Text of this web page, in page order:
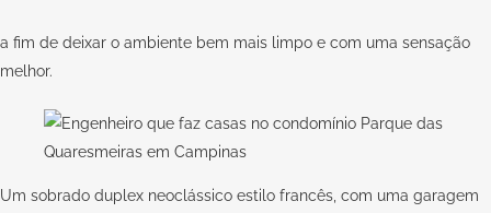
a fim de deixar o ambiente bem mais limpo e com uma sensação
melhor.
Um sobrado duplex neoclássico estilo francês, com uma garagem